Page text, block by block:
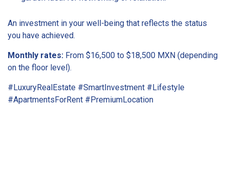
An investment in your well-being that reflects the status
you have achieved.
Monthly rates: From $16,500 to $18,500 MXN (depending
on the floor level).
#LuxuryRealEstate #SmartInvestment #Lifestyle
#ApartmentsForRent #PremiumLocation